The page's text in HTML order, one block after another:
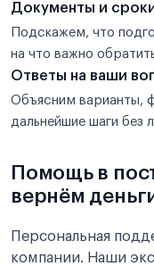
Документы и
Подскажем, что
на что важно
Ответы на ваши
Объясним варианты,
дальнейшие шаги без
Помощь в
вернём
Персональная
компании. Наши